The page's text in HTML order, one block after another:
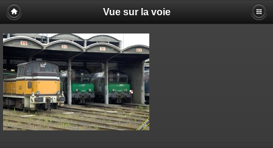
Vue sur la voie